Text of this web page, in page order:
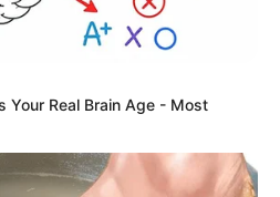
Your Real Brain Age - Most